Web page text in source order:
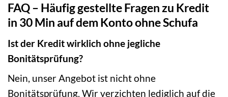
FAQ – Häufig gestellte Fragen zu Kredit
in 30 Min auf dem Konto ohne Schufa
Ist der Kredit wirklich ohne jegliche
Bonitätsprüfung?
Nein, unser Angebot ist nicht ohne
Bonitätsprüfung. Wir verzichten lediglich auf die